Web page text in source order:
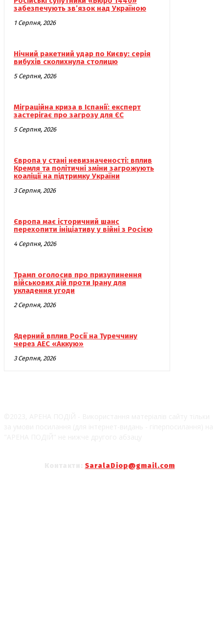
забезпечують зв’язок над Україною
1 Серпня, 2026
Нічний ракетний удар по Києву: серія
вибухів сколихнула столицю
5 Серпня, 2026
Міграційна криза в Іспанії: експерт
застерігає про загрозу для ЄС
5 Серпня, 2026
Європа у стані невизначеності: вплив
Кремля та політичні зміни загрожують
коаліції на підтримку України
3 Серпня, 2026
Європа має історичний шанс
перехопити ініціативу у війні з Росією
4 Серпня, 2026
Трамп оголосив про призупинення
військових дій проти Ірану для
укладення угоди
2 Серпня, 2026
Ядерний вплив Росії на Туреччину
через АЕС «Аккую»
3 Серпня, 2026
SaralaDiop@gmail.com